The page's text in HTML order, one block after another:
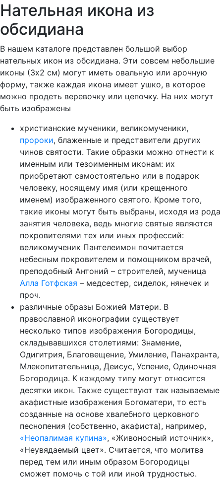
Нательная икона из
обсидиана
В нашем каталоге представлен большой выбор
нательных икон из обсидиана. Эти совсем небольшие
иконы (3х2 см) могут иметь овальную или арочную
форму, также каждая икона имеет ушко, в которое
можно продеть веревочку или цепочку. На них могут
быть изображены
христианские мученики, великомученики,
пророки, блаженные и представители других
чинов святости. Такие образки можно отнести к
именным или тезоименным иконам: их
приобретают самостоятельно или в подарок
человеку, носящему имя (или крещенного
именем) изображенного святого. Кроме того,
такие иконы могут быть выбраны, исходя из рода
занятия человека, ведь многие святые являются
покровителями тех или иных профессий:
великомученик Пантелеимон почитается
небесным покровителем и помощником врачей,
преподобный Антоний – строителей, мученица
Алла Готфская – медсестер, сиделок, нянечек и
проч.
различные образы Божией Матери. В
православной иконографии существует
несколько типов изображения Богородицы,
складывавшихся столетиями: Знамение,
Одигитрия, Благовещение, Умиление, Панахранта,
Млекопитательница, Деисус, Успение, Одиночная
Богородица. К каждому типу могут относится
десятки икон. Также существуют так называемые
акафистные изображения Богоматери, то есть
созданные на основе хвалебного церковного
песнопения (собственно, акафиста), например,
«Неопалимая купина», «Живоносный источник»,
«Неувядаемый цвет». Считается, что молитва
перед тем или иным образом Богородицы
сможет помочь с той или иной трудностью.